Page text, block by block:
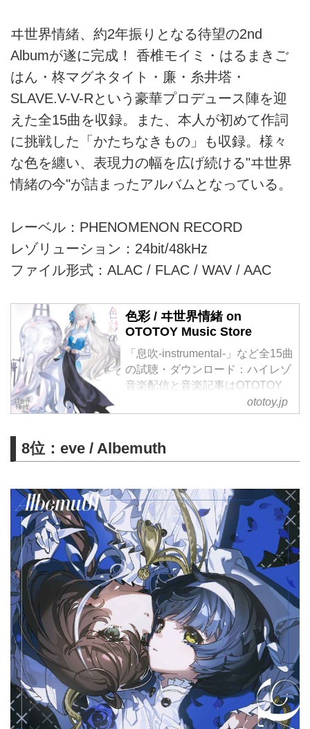
ヰ世界情緒、約2年振りとなる待望の2nd
Albumが遂に完成！ 香椎モイミ・はるまきご
はん・柊マグネタイト・廉・糸井塔・
SLAVE.V-V-Rという豪華プロデュース陣を迎
えた全15曲を収録。また、本人が初めて作詞
に挑戦した「かたちなきもの」も収録。様々
な色を纏い、表現力の幅を広げ続ける"ヰ世界
情緒の今"が詰まったアルバムとなっている。
レーベル：PHENOMENON RECORD
レゾリューション：24bit/48kHz
ファイル形式：ALAC / FLAC / WAV / AAC
色彩 / ヰ世界情緒 on
OTOTOY Music Store
「息吹-instrumental-」など全15曲
の試聴・ダウンロード：ハイレゾ
音楽配信と音楽記事はOTOTOY
で！ ヰ世界情緒、約2年振りとな
る待望の2nd Albumが遂に完成！
マグネタイト・廉・糸井塔・
SLAVE.V-V-Rという豪華プロデュ
た、本人が初めて作詞に挑戦した
「かたちなきもの」も収録。様々
な色を纏い、表現力の幅を広げ続
ける"ヰ世界情緒の今"が詰まった
アルバムとなっている。
ototoy.jp
8位：eve / Albemuth